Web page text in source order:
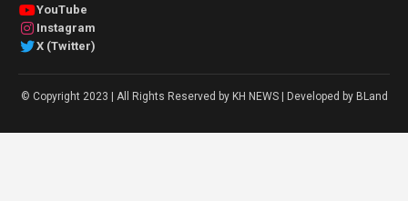
YouTube
Instagram
X (Twitter)
© Copyright 2023 | All Rights Reserved by KH NEWS | Developed by BLand